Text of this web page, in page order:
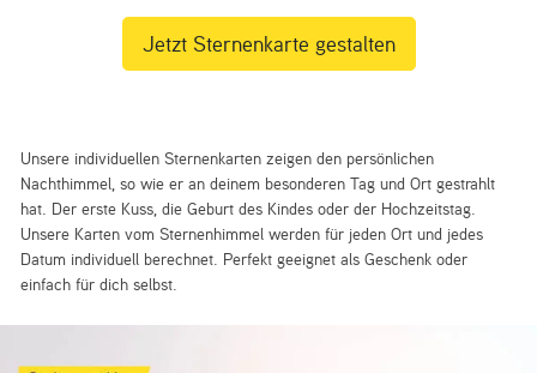
Unsere individuellen Sternenkarten zeigen den persönlichen
Nachthimmel, so wie er an deinem besonderen Tag und Ort gestrahlt
hat. Der erste Kuss, die Geburt des Kindes oder der Hochzeitstag.
Unsere Karten vom Sternenhimmel werden für jeden Ort und jedes
Datum individuell berechnet. Perfekt geeignet als Geschenk oder
einfach für dich selbst.